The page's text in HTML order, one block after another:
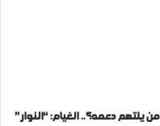
من يلتهم دعمه؟.. الغيام: “النوار”